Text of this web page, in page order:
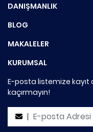
DANIŞMANLIK
BLOG
MAKALELER
KURUMSAL
E-posta listemize kayıt
kaçırmayın!